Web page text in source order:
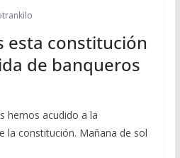
esta constitución
de banqueros
hemos acudido a la
la constitución. Mañana de sol